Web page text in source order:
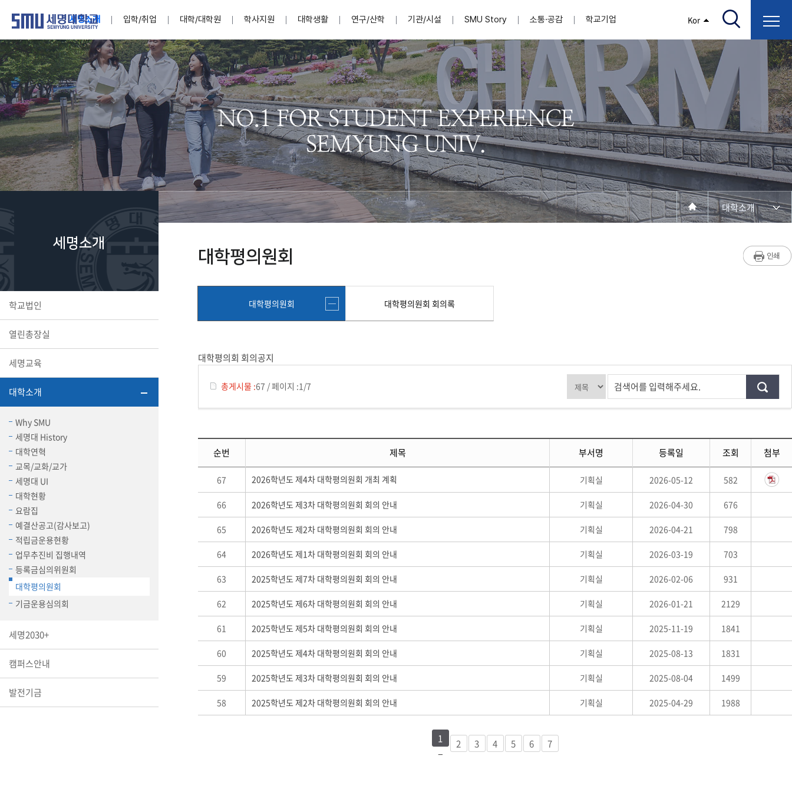
Kor
세명소개
세명소개
인재양성이 국가의 미래
세상을 밝게 비추는 인재양성
사이버투어 홍보브로슈어
학교법인
설립자발자취 이사장인사말 법인소개
자매회사 및 기관
임원현황
이사회(개최, 회의록)
학교법인 임원과 친족관계에 있는 교직원 현황
열린총장실
인사말 역대총장
제8,9대 총장 이용걸
제6,7대 총장 김유성
제5대 총장 김광림
제4대 총장 염재선
건학이념 세명인재상 인재상과 5대핵심역량
대학소개
Why SMU 세명대 History 대학연혁
2000년대
전용색상
시그니처
세명 캐릭터
시설현황
예결산공고(감사보고)
결산공고
적립금운용현황 업무추진비 집행내역 등록금심의위원회
등록금심의위원회 회의록
대학평의원회
대학평의원회 회의록
기금운용심의회
세명2030+
기본방향 비전 및 전략설정과정 교육 체계도
특성화 체계도
교양교육 체계도
전공 체계도 비교과 교육체계
캠퍼스안내
캠퍼스투어 오시는길
통학버스 출발장소
발전기금
입학/취업
입학/취업
인재양성이 국가의 미래
세상을 밝게 비추는 인재양성
사이버투어 홍보브로슈어
대학
입학홈페이지 입학정보통합시스템(합격조회/고지서출력/납부조회)
대학원
일반ㆍ경영행정복지대학원 저널리즘대학원
International
Students
취·창업지원처
취·창업지원처 소개 학생종합경력시스템 세빈샵(온라인학생창업몰)
대학/대학원
대학/대학원
인재양성이 국가의 미래
세상을 밝게 비추는 인재양성
사이버투어 홍보브로슈어
대학
인문예술대학
미디어콘텐츠창작학과
외국어학부
아트앤산업디자인학과
실내디자인학과
시각·영상디자인학과
패션디자인학과
공연예술학과
영화웹툰애니메이션학과
미디어문화학부
사회과학대학
경찰학과
행정학과
법학과
부동산지적학과
소방방재학과
경영학과
회계세무금융학과
글로벌물류학과
호텔경영학과
관광경영학과
항공서비스학과
AI융합대학
AI컴퓨터학부
스마트IT학부
전기공학과
전자공학과
건축학과
건설환경공학과
환경에너지학과
전기전자공학과
재난안전학과
보건안전공학과
보건바이오대학
간호학과
작업치료학과
임상병리학과
바이오제약산업학부
바이오코스메틱학과
뷰티케어학과
바이오식품영양학부
동물보건학과
생활체육학과
반려동물산업학과
한의과대학 교양대학
연계전공
라이프복지상담학과
일반ㆍ경영행정복지대학원
학사지원
학사지원
인재양성이 국가의 미래
세상을 밝게 비추는 인재양성
사이버투어 홍보브로슈어
학사공지
학사일정
학사정보
교직과정안내
교직교육 목적 및 교육목표
이수안내
교직과목 해설
신청서 다운로드
연계전공
연계전공안내
e-Book디자인ㆍ제작학
정밀의료인공지능융합학
화장품생명융합학
천연물소재융합학
AI융합전공
스마트이차전지시스템공학
센서반도체융합전공
수강신청
수강신청
동일과목전공인정
재수강
수강포기
계절학기
학년/학기 재이수
전과
마이크로디그리
마이크로디그리 안내
학·석사연계과정
휴학
자퇴
재입학
졸업
졸업연기
조기졸업
졸업논문
학년별 수료학점
학적부사항정정
장학안내
장학제도 장학금신청ㆍ지급 국가장학금·학자금대출
학칙규정
제ㆍ증명서발급
학사자료실
Career Guidance
(전공·진로 안내 프
학생설계전공 사례
전과/복수(부)·학생설계전공 관련
진로 컨설팅 우수사례
대학생활
대학생활
인재양성이 국가의 미래
세상을 밝게 비추는 인재양성
사이버투어 홍보브로슈어
대학생활 안내영상
학생지원
학생상담/심리 권익보호 사회봉사지원센터
센터 및 조직소개
규정집
주요업무
봉사단운영
장애학생지원센터
소개
지원서비스
장애학생도우미
찾아오시는길
학습역량강화
취업진로상담
학생증발급
학생활동
대학축제 학생자치기구
총학생회
학생커뮤니티 학생사회봉사 학생위원회
학생생활관 보건진료소 체육시설
학생휴게실
우편취급국
복사실
65번가
통학버스
통학증(월 정기권) 이용 안내 통학버스 편도(월, 금) 이용 안내
국제교류
국내외 교류현황 해외프로그램
국외인턴십
병무행정
대학생 병무행정(군입영) 전역 후 복학 국외여행/유학 병무관련사이트
예비군연대
예비군연대소개 훈련연기/보류안내 훈련장 안내
학군단(ROTC)
ROTC란
ROTC제도란?
지휘관 소개
업무담당자 소개
학습활동
봉사활동
지원/선발절차
선발방법
연구/산학
연구/산학
인재양성이 국가의 미래
세상을 밝게 비추는 인재양성
사이버투어 홍보브로슈어
산학협력단
산학협력단 소개 연구지원 지식재산권 부속기관 정보광장(자료실)
교내연구지원
교내학술연구비 지원 국제학술지 논문게재 지원
학술저서발간 지원
국제학술회의 참가경비 지원
학술대회 참가경비 지원 부설연구소 학술회의 개최 경비 지원
연구윤리
세명대학교 연구윤리 생명윤리위원회 동물실험윤리위원회
LINC+ 사업단
기관/시설
기관/시설
인재양성이 국가의 미래
세상을 밝게 비추는 인재양성
사이버투어 홍보브로슈어
기구조직표
특별기구
교육혁신·학생성공본부 대학혁신사업단 대학일자리플러스센터 인권센터
대학본부
교무연구처 기획실 학생처 사무처 입학관리본부 국제교류처
취ㆍ창업지원처
산학협력단
부속기관
학술정보원 평생교육원 편집방송국 학생생활관 보건진료소
예비군연대
공자학원
부설연구소
연구소 조직
학술·연구활동 실적
논문집
연구소 조직
학술·연구활동 실적
도심관광활성화센터
화장품·건강기능식품 임상시험센터(SMCTC)
ANCHOR사업단
제천시어린이·사회복지급식관리지원센터
단양군어린이급식관리지원센터
제천시농촌협약지원센터
제천시농촌활력플러스사업추진단
단양군농촌활성화지원센터
제천시탄소중립지원센터
부속병원
부속제천한방병원
기타 교내기관
교수노동조합
SMU Story
SMU Story
인재양성이 국가의 미래
세상을 밝게 비추는 인재양성
사이버투어 홍보브로슈어
News@SMU
공지사항
일반공지 장학 및 학사안내 입찰공고 정보보호
채용공고
교원(강사,겸임교원포함)채용정보
행사안내
보도자료
Photo SMU
학생활동 캠퍼스풍경
온라인접수시스템
온라인접수시스템
소통·공감
소통·공감
인재양성이 국가의 미래
세상을 밝게 비추는 인재양성
사이버투어 홍보브로슈어
소통·공감
공익신고
학교기업
학교기업
인재양성이 국가의 미래
세상을 밝게 비추는 인재양성
사이버투어 홍보브로슈어
학교기업
세명네이처
세네뜨리아
S:MU 스포츠 아카데
미
S:MU LifeLap 다이
S:MU FoodLap 또
세명소개
학교법인
열린총장실
세명교육
대학소개
Why SMU
세명대 History
대학연혁
교목/교화/교가
세명대 UI
대학현황
요람집
예결산공고(감사보고)
적립금운용현황
업무추진비 집행내역
등록금심의위원회
대학평의원회
기금운용심의회
세명2030+
캠퍼스안내
발전기금
대학소개
입학/취업
연구/산학
기관/시설
소통·공감
학교기업
홈페이지가이드
대학평의원회
대학평의원회 대학평의원회 회의록
대학평의회 회의공지
총게시물 :67 /페이지 :1/7 검색어를 입력해주세요.
순번 제목 부서명 등록일 조회 첨부
67 2026학년도 제4차 대학평의원회 개최 계획 기획실 2026-05-12 582
66 2026학년도 제3차 대학평의원회 회의 안내 기획실 2026-04-30 676
65 2026학년도 제2차 대학평의원회 회의 안내 기획실 2026-04-21 798
64 2026학년도 제1차 대학평의원회 회의 안내 기획실 2026-03-19 703
63 2025학년도 제7차 대학평의원회 회의 안내 기획실 2026-02-06 931
62 2025학년도 제6차 대학평의원회 회의 안내 기획실 2026-01-21 2129
61 2025학년도 제5차 대학평의원회 회의 안내 기획실 2025-11-19 1841
60 2025학년도 제4차 대학평의원회 회의 안내 기획실 2025-08-13 1831
59 2025학년도 제3차 대학평의원회 회의 안내 기획실 2025-08-04 1499
58 2025학년도 제2차 대학평의원회 회의 안내 기획실 2025-04-29 1988
1 2 3 4 5 6 7